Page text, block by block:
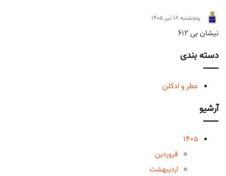
پنجشنبه 18 تیر 1405
نیشان بی 612
دسته بندی
عطر و ادکلن
آرشیو
1405
فروردین
اردیبهشت